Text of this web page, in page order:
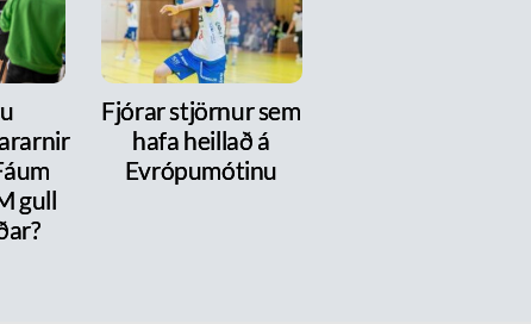
gull
Fjórar stjörnur sem
hafa heillað á
Evrópumótinu